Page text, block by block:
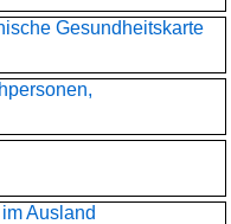
Gesundheitskarte
Ausland